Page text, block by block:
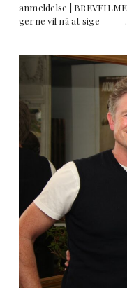
anmeldelse |
gerne vil nå at sige